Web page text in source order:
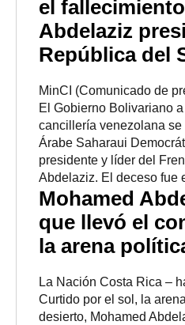
el
Abdelaziz
República del
MinCI (Comunicado de
El Gobierno Bolivariano
cancillería venezolana
Árabe Saharaui
presidente y líder del
Abdelaziz. El deceso fue
Mohamed
que llevó el
la arena
La Nación Costa Rica –
Curtido por el sol, la
desierto, Mohamed